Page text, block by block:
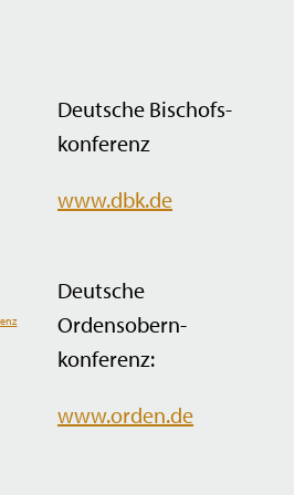
Deutsche Bischofs­
konferenz
www.dbk.de
Deutsche
Ordensobern­
konferenz:
www.orden.de